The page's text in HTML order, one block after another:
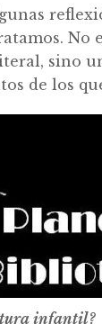
No
sino
de los
infantil?